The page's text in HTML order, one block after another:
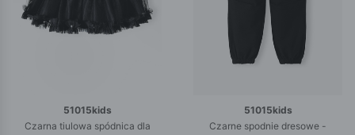
51015kids
Czarna tiulowa spódnica dla
51015kids
Czarne spodnie dresowe -